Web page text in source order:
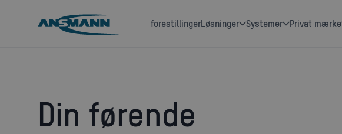
forestillinger løsninger systemer Privat mærke
Din førende